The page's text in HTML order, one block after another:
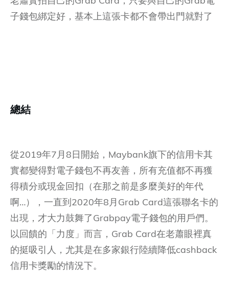
子錢包綁定好，基本上這張卡都不會帶出門就對了
總結
從2019年7月8日開始，Maybank旗下的信用卡其
實都變得對電子錢包不再友善，所有充值都不再獲
得積分或現金回扣（在那之前是多麼美好的年代
啊…），一直到2020年8月Grab Card這張聯名卡的
出現，才大力鼓舞了Grabpay電子錢包的用戶們。
以回饋的「力度」而言，Grab Card在老蕭眼裡真
的挺吸引人，尤其是在多家銀行陸續降低cashback
信用卡獎勵的情況下。